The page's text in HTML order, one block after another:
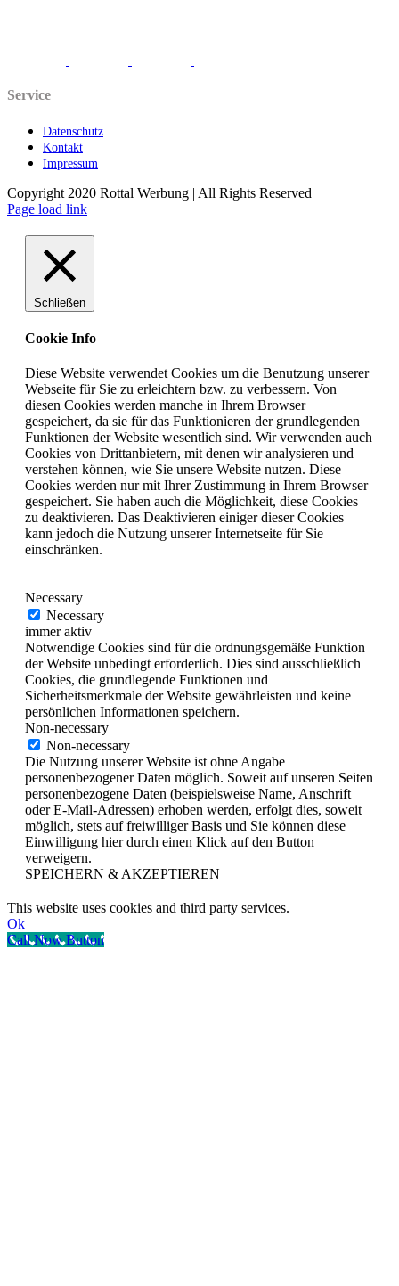
Service
Datenschutz
Kontakt
Impressum
Copyright 2020 Rottal Werbung | All Rights Reserved
Page load link
Schließen
Cookie Info
Diese Website verwendet Cookies um die Benutzung unserer
Webseite für Sie zu erleichtern bzw. zu verbessern. Von
diesen Cookies werden manche in Ihrem Browser
gespeichert, da sie für das Funktionieren der grundlegenden
Funktionen der Website wesentlich sind. Wir verwenden auch
Cookies von Drittanbietern, mit denen wir analysieren und
verstehen können, wie Sie unsere Website nutzen. Diese
Cookies werden nur mit Ihrer Zustimmung in Ihrem Browser
gespeichert. Sie haben auch die Möglichkeit, diese Cookies
zu deaktivieren. Das Deaktivieren einiger dieser Cookies
kann jedoch die Nutzung unserer Internetseite für Sie
einschränken.
Necessary
Necessary
immer aktiv
Notwendige Cookies sind für die ordnungsgemäße Funktion
der Website unbedingt erforderlich. Dies sind ausschließlich
Cookies, die grundlegende Funktionen und
Sicherheitsmerkmale der Website gewährleisten und keine
persönlichen Informationen speichern.
Non-necessary
Non-necessary
Die Nutzung unserer Website ist ohne Angabe
personenbezogener Daten möglich. Soweit auf unseren Seiten
personenbezogene Daten (beispielsweise Name, Anschrift
oder E-Mail-Adressen) erhoben werden, erfolgt dies, soweit
möglich, stets auf freiwilliger Basis und Sie können diese
Einwilligung hier durch einen Klick auf den Button
verweigern.
SPEICHERN & AKZEPTIEREN
This website uses cookies and third party services.
Ok
Call Now Button